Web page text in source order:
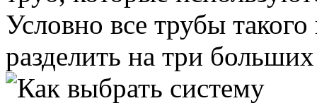
Условно все трубы
разделить на три